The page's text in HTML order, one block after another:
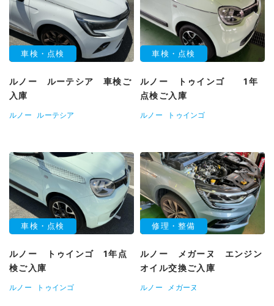
車検・点検
ルノー ルーテシア 車検ご
入庫
ルノー ルーテシア
車検・点検
ルノー トゥインゴ 1年
点検ご入庫
ルノー トゥインゴ
車検・点検
ルノー トゥインゴ 1年点
検ご入庫
ルノー トゥインゴ
修理・整備
ルノー メガーヌ エンジン
オイル交換ご入庫
ルノー メガーヌ